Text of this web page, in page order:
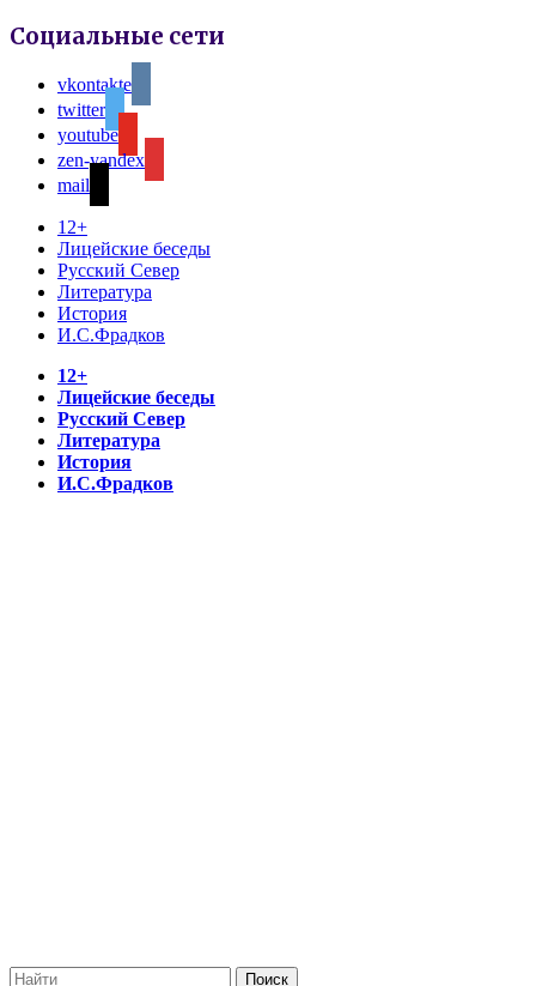
Социальные сети
vkontakte
twitter
youtube
zen-yandex
mail
12+
Лицейские беседы
Русский Север
Литература
История
И.С.Фрадков
12+
Лицейские беседы
Русский Север
Литература
История
И.С.Фрадков